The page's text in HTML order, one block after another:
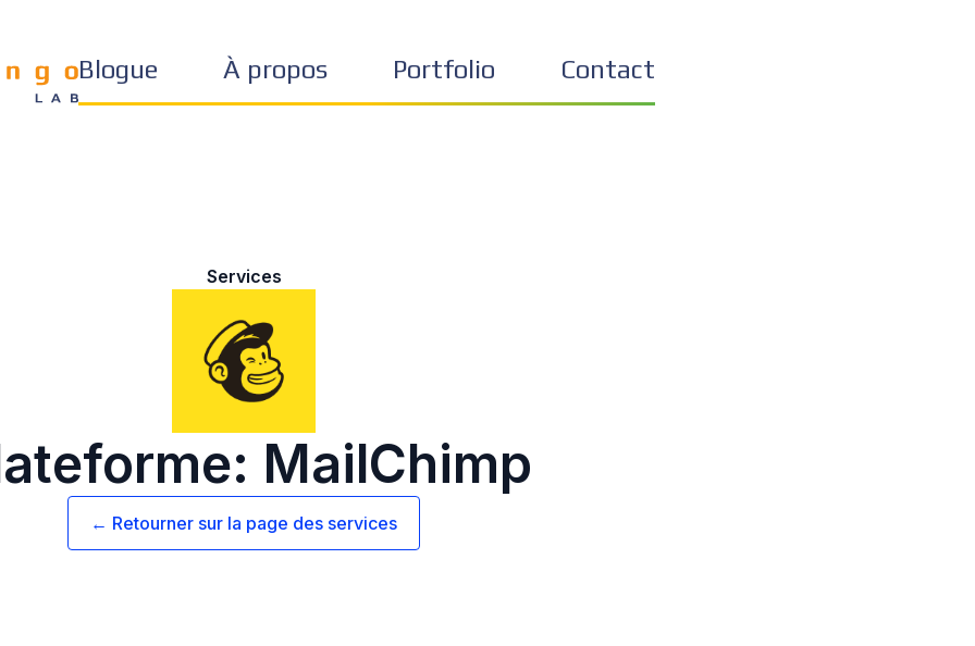
Blogue À propos Portfolio Contact
Services
MailChimp
← Retourner sur la page des services